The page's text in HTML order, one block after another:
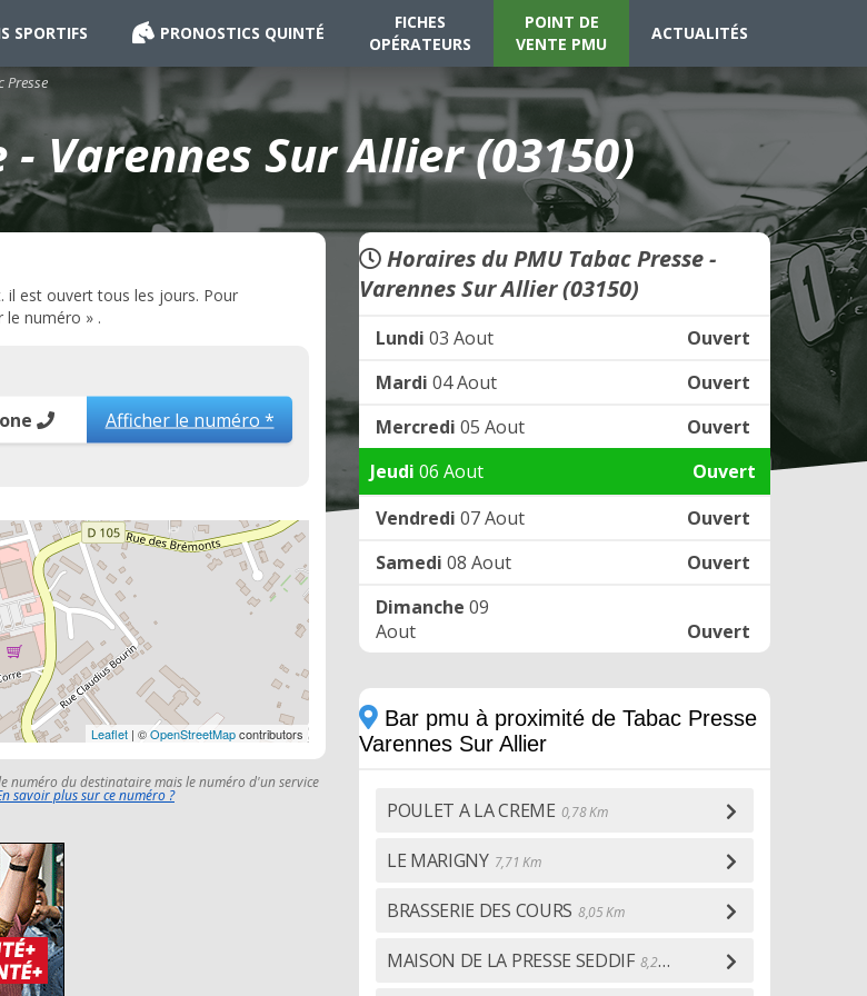
SPORTIFS PRONOSTICS QUINTÉ
FICHES
OPÉRATEURS
POINT DE
VENTE PMU
ACTUALITÉS
Presse
- Varennes Sur Allier (03150)
il est ouvert tous les jours. Pour
le numéro » .
Afficher le numéro *
Leaflet | ©OpenStreetMapcontributors
numéro du destinataire mais le numéro d'un service
savoir plus sur ce numéro ?
Horaires du PMU Tabac Presse -
Varennes Sur Allier (03150)
Lundi 03 Aout
Ouvert
Mardi 04 Aout
Ouvert
Mercredi 05 Aout
Ouvert
Jeudi 06 Aout
Ouvert
Vendredi 07 Aout
Ouvert
Samedi 08 Aout
Ouvert
Dimanche 09
Aout
Ouvert
Bar pmu à proximité de Tabac Presse
Varennes Sur Allier
POULET A LA CREME 0,78 Km
LE MARIGNY 7,71 Km
BRASSERIE DES COURS 8,05 Km
MAISON DE LA PRESSE SEDDIF 8,20 Km